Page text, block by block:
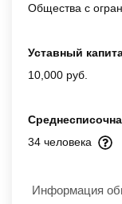
Общества с
Уставный
10,000 руб.
34 человека
Информация